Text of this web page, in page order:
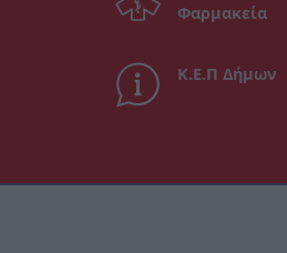
Φαρμακεία
Κ.Ε.Π Δήμων